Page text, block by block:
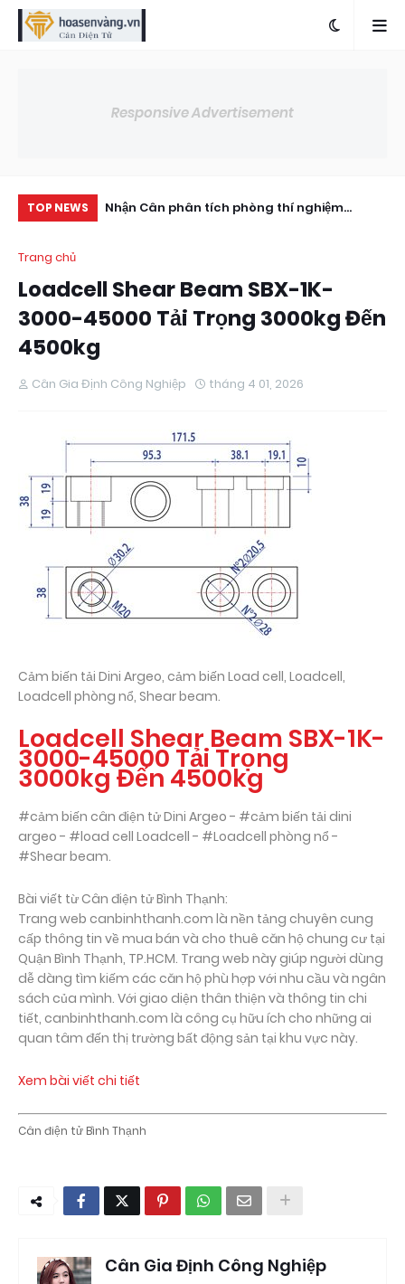
Responsive Advertisement
TOP NEWS
Chính Xác
Nhận Cân phân tích phòng thí nghiệm
Trang chủ
Loadcell Shear Beam SBX-1K-
3000-45000 Tải Trọng 3000kg Đến
4500kg
Cân Gia Định Công Nghiệp tháng 4 01, 2026
Cảm biến tải Dini Argeo, cảm biến Load cell, Loadcell,
Loadcell phòng nổ, Shear beam.
Loadcell Shear Beam SBX-1K-
3000-45000 Tải Trọng
3000kg Đến 4500kg
#cảm biến cân điện tử Dini Argeo - #cảm biến tải dini
argeo - #load cell Loadcell - #Loadcell phòng nổ -
#Shear beam.
Bài viết từ Cân điện tử Bình Thạnh:
Trang web canbinhthanh.com là nền tảng chuyên cung
cấp thông tin về mua bán và cho thuê căn hộ chung cư tại
Quận Bình Thạnh, TP.HCM. Trang web này giúp người dùng
dễ dàng tìm kiếm các căn hộ phù hợp với nhu cầu và ngân
sách của mình. Với giao diện thân thiện và thông tin chi
tiết, canbinhthanh.com là công cụ hữu ích cho những ai
quan tâm đến thị trường bất động sản tại khu vực này.
Xem bài viết chi tiết
Cân điện tử Bình Thạnh
Cân Gia Định Công Nghiệp